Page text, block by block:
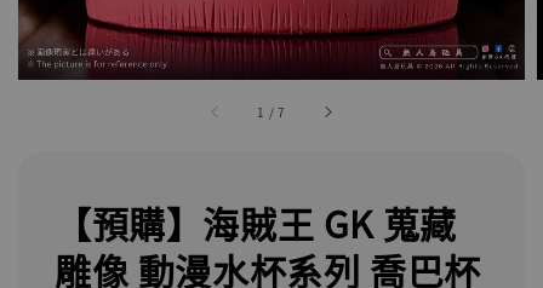
1 /7
【預購】海賊王 GK 蒐藏
雕像 動漫水杯系列 喬巴杯